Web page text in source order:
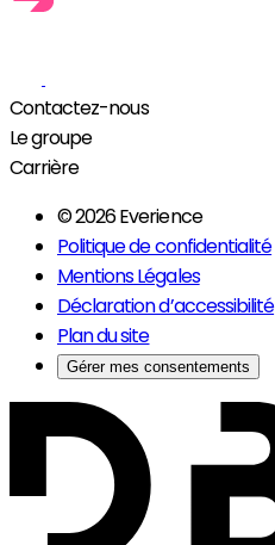
Contactez-nous
Le groupe
Carrière
© 2026 Everience
Politique de confidentialité
Mentions Légales
Déclaration d’accessibilité
Plan du site
Gérer mes consentements